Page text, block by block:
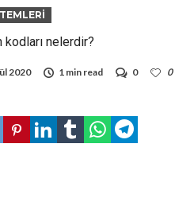
nelerdir?
2020 1 min read 0
0